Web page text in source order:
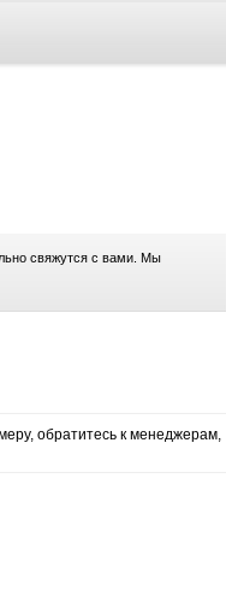
свяжутся с вами. Мы
обратитесь к менеджерам,